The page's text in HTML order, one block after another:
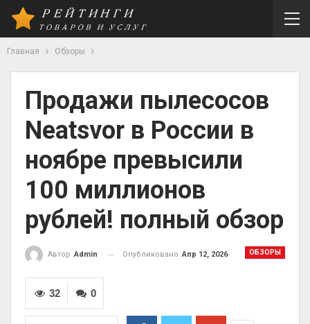
Главная Обзоры
Продажи пылесосов
Neatsvor в России в
ноябре превысили
100 миллионов
рублей! полный обзор
ОБЗОРЫ
Автор Admin Опубликовано Апр 12, 2026
0
32